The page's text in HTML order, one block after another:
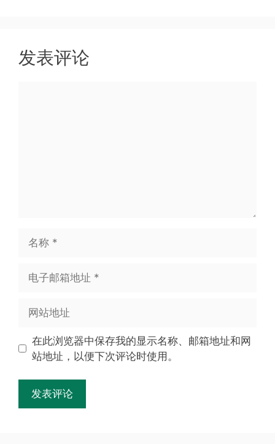
发表评论
在此浏览器中保存我的显示名称、邮箱地址和网
站地址，以便下次评论时使用。